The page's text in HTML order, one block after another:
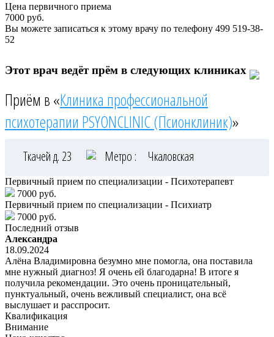
Цена первичного приема
7000 руб.
Вы можете записаться к этому врачу по телефону 499 519-38-
52
Этот врач ведёт прём в следующих клиниках
Приём в «Клиника профессиональной
психотерапии PSYONCLINIC (Псионклиник)»
Ткачей д. 23 Метро : Чкаловская
Первичный прием по специализации - Психотерапевт
7000 руб.
Первичный прием по специализации - Психиатр
7000 руб.
Последний отзыв
Александра
18.09.2024
Алёна Владимировна безумно мне помогла, она поставила
мне нужный диагноз! Я очень ей благодарна! В итоге я
получила рекомендации. Это очень проницательный,
пунктуальный, очень вежливый специалист, она всё
выслушает и расспросит.
Квалификация
Внимание